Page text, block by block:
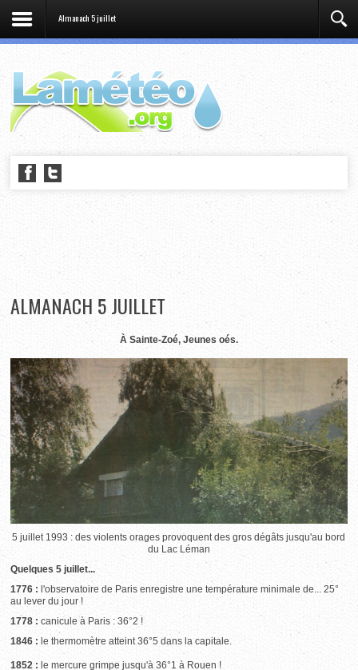
Almanach 5 juillet
ALMANACH 5 JUILLET
À Sainte-Zoé, Jeunes oés.
5 juillet 1993 : des violents orages provoquent des gros dégâts jusqu'au bord
du Lac Léman
Quelques 5 juillet...
1776 : l'observatoire de Paris enregistre une température minimale de... 25°
au lever du jour !
1778 : canicule à Paris : 36°2 !
1846 : le thermomètre atteint 36°5 dans la capitale.
1852 : le mercure grimpe jusqu'à 36°1 à Rouen !